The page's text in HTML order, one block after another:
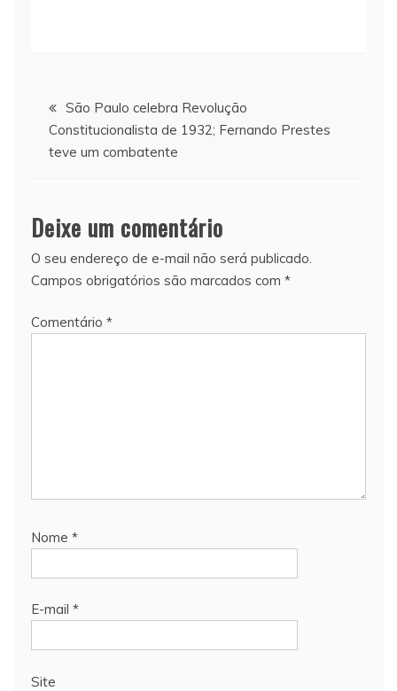
Navegação
de
São Paulo celebra Revolução
Constitucionalista de 1932; Fernando Prestes
teve um combatente
Deixe um comentário
O seu endereço de e-mail não será publicado.
Campos obrigatórios são marcados com *
Comentário *
Nome *
E-mail *
Site